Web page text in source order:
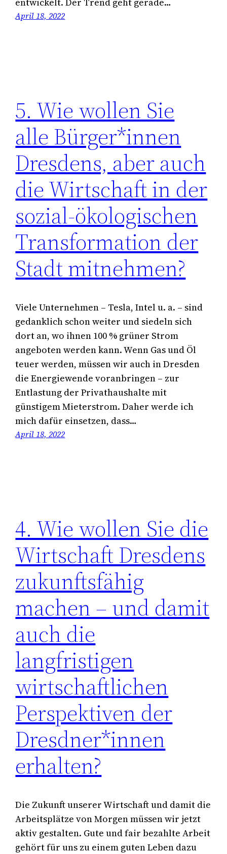
April 18, 2022
5. Wie wollen Sie
alle Bürger*innen
Dresdens, aber auch
die Wirtschaft in der
sozial-ökologischen
Transformation der
Stadt mitnehmen?
Viele Unternehmen – Tesla, Intel u. a. – sind
gedanklich schon weiter und siedeln sich
dort an, wo ihnen 100 % grüner Strom
angeboten werden kann. Wenn Gas und Öl
teuer werden, müssen wir auch in Dresden
die Energiewende voranbringen – zur
Entlastung der Privathaushalte mit
günstigem Mieterstrom. Daher werde ich
mich dafür einsetzen, dass…
April 18, 2022
4. Wie wollen Sie die
Wirtschaft Dresdens
zukunftsfähig
machen – und damit
auch die
langfristigen
wirtschaftlichen
Perspektiven der
Dresdner*innen
erhalten?
Die Zukunft unserer Wirtschaft und damit die
Arbeitsplätze von Morgen müssen wir jetzt
aktiv gestalten. Gute und fair bezahlte Arbeit
gehört für uns zu einem guten Leben dazu